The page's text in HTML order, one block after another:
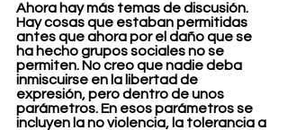
Ahora hay más temas de discusión.
Hay cosas que estaban permitidas
antes que ahora por el daño que se
ha hecho grupos sociales no se
permiten. No creo que nadie deba
inmiscuirse en la libertad de
expresión, pero dentro de unos
parámetros. En esos parámetros se
incluyen la no violencia, la tolerancia a